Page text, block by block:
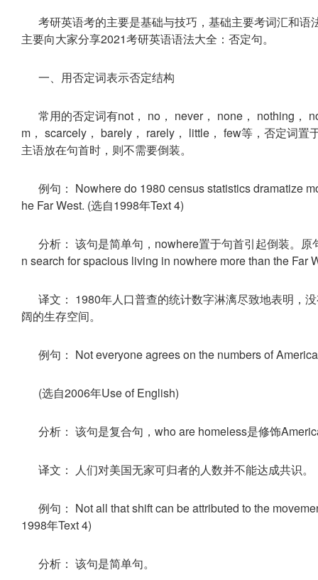
考研英语考的主要是基础与技巧，基础主要考词汇和语
主要向大家分享2021考研英语语法大全：否定句。
一、用否定词表示否定结构
常用的否定词有not， no， never， none， nothing，
m， scarcely， barely， rarely， little， few等，否定词
主语放在句首时，则不需要倒装。
例句： Nowhere do 1980 census statistics dramatize
he Far West. (选自1998年Text 4)
分析： 该句是简单句，nowhere置于句首引起倒装。
n search for spacious living in nowhere more than the Far
译文： 1980年人口普查的统计数字淋漓尽致地表明，
阔的生存空间。
例句： Not everyone agrees on the numbers of
(选自2006年Use of English)
分析： 该句是复合句，who are homeless是修饰
译文： 人们对美国无家可归者的人数并不能达成共识。
例句： Not all that shift can be attributed to the
1998年Text 4)
分析： 该句是简单句。